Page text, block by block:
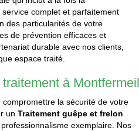
complet et parfaitement
des particularités de votre
de prévention efficaces et
durable avec nos clients,
espace traité.
à Montfermeil
la sécurité de votre
unTraitement guêpe et frelon
exemplaire. Nos